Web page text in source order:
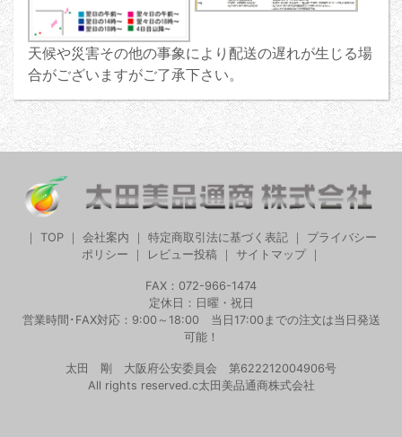
天候や災害その他の事象により配送の遅れが生じる場
合がございますがご了承下さい。
TOP 会社案内 特定商取引法に基づく表記
プライバシー
ポリシー
レビュー投稿｜ サイトマップ｜
FAX：072-966-1474
定休日：日曜・祝日
営業時間･FAX対応：9:00～18:00 当日17:00までの注文は当日発送
可能！
太田 剛 大阪府公安委員会 第622212004906号
All rights reserved.c太田美品通商株式会社